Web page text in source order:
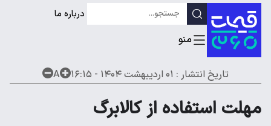
درباره ما
تاریخ انتشار : ۰۱ اردیبهشت ۱۴۰۴ - ۱۶:۱۵ A
مهلت استفاده از کالابرگ